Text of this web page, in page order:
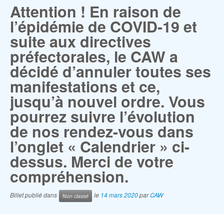
Attention ! En raison de
l’épidémie de COVID-19 et
suite aux directives
préfectorales, le CAW a
décidé d’annuler toutes ses
manifestations et ce,
jusqu’à nouvel ordre. Vous
pourrez suivre l’évolution
de nos rendez-vous dans
l’onglet « Calendrier » ci-
dessus. Merci de votre
compréhension.
Billet publié dans Non classé le 14 mars 2020parCAW